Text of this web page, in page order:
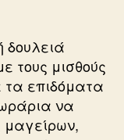
δουλειά
τους μισθούς
επιδόματα
να
μαγείρων,